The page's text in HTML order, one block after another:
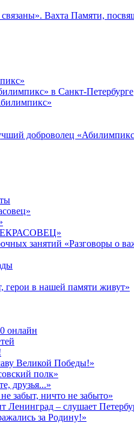
Вахта Памяти,
в Санкт-Петербурге
доброволец
занятий «Разговоры о
герои в нашей памяти живут»
онлайн
Великой Победы!»
полк»
друзья...»
забыт, ничто не забыто»
Ленинград – слушает
за Родину!»